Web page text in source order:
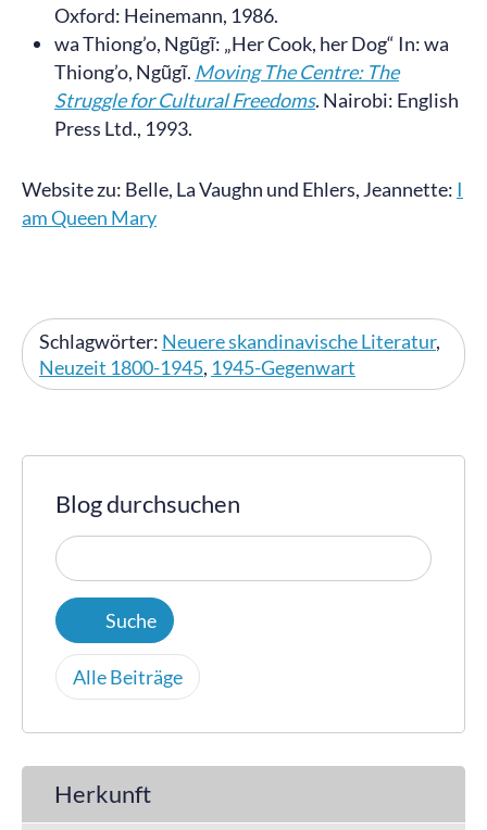
Oxford: Heinemann, 1986.
wa Thiong’o, Ngũgĩ: „Her Cook, her Dog“ In: wa
Thiong’o, Ngũgĩ. Moving The Centre: The
Struggle for Cultural Freedoms. Nairobi: English
Press Ltd., 1993.
Website zu: Belle, La Vaughn und Ehlers, Jeannette: I
am Queen Mary
Schlagwörter: Neuere skandinavische Literatur,
Neuzeit 1800-1945, 1945-Gegenwart
Blog durchsuchen
Alle Beiträge
Herkunft